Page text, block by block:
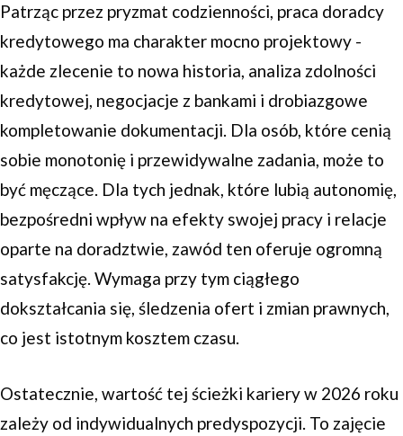
Patrząc przez pryzmat codzienności, praca doradcy
kredytowego ma charakter mocno projektowy -
każde zlecenie to nowa historia, analiza zdolności
kredytowej, negocjacje z bankami i drobiazgowe
kompletowanie dokumentacji. Dla osób, które cenią
sobie monotonię i przewidywalne zadania, może to
być męczące. Dla tych jednak, które lubią autonomię,
bezpośredni wpływ na efekty swojej pracy i relacje
oparte na doradztwie, zawód ten oferuje ogromną
satysfakcję. Wymaga przy tym ciągłego
dokształcania się, śledzenia ofert i zmian prawnych,
co jest istotnym kosztem czasu.
Ostatecznie, wartość tej ścieżki kariery w 2026 roku
zależy od indywidualnych predyspozycji. To zajęcie